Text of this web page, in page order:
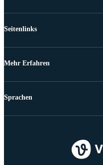
Seitenlinks
Mehr Erfahren
Sprachen